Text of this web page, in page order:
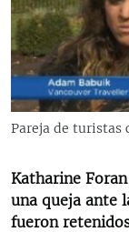
RADIO MARTÍ
ESPECIALES
ESPECIALES
LA REALIDAD
KENTU-CUBANO
LOS SANTOS
MULTIMEDIA
EDITORIALES
Pareja de turistas
Katharine
una queja ante
fueron